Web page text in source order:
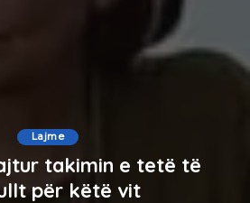
Lajme
takimin e tetë të
për këtë vit